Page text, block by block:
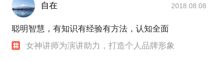
自在 2018.08.08
聪明智慧，有知识有经验有方法，认知全面
女神讲师为演讲助力，打造个人品牌形象